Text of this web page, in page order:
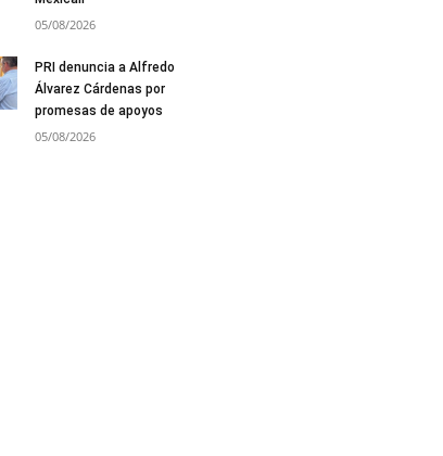
05/08/2026
PRI denuncia a Alfredo
Álvarez Cárdenas por
promesas de apoyos
05/08/2026